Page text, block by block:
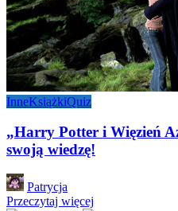
InneKsiążkiQuiz
„Harry Potter i Więzień
swoją wiedzę!
Posted
by
Patrycja
Przeczytaj więcej